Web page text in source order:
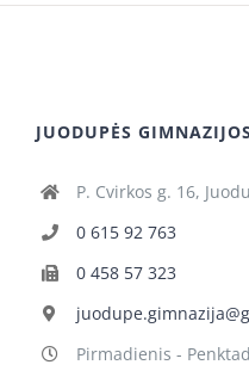
JUODUPĖS
P. Cvirkos g. 16,
0 615 92 763
0 458 57 323
Pirmadienis -